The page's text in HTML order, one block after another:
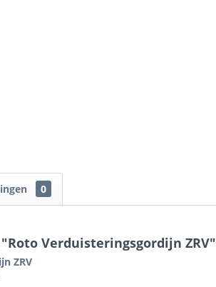
0
Verduisteringsgordijn ZRV"
ZRV